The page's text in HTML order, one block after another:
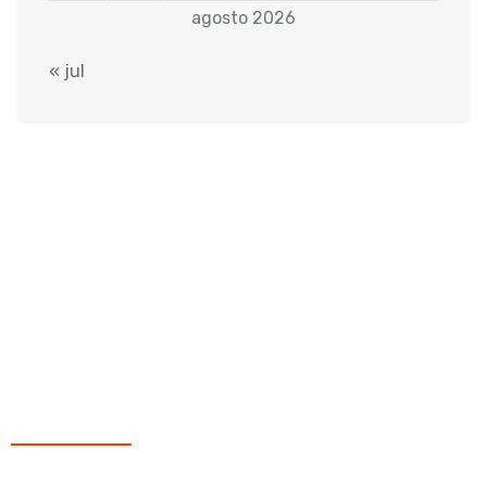
agosto 2026
« jul